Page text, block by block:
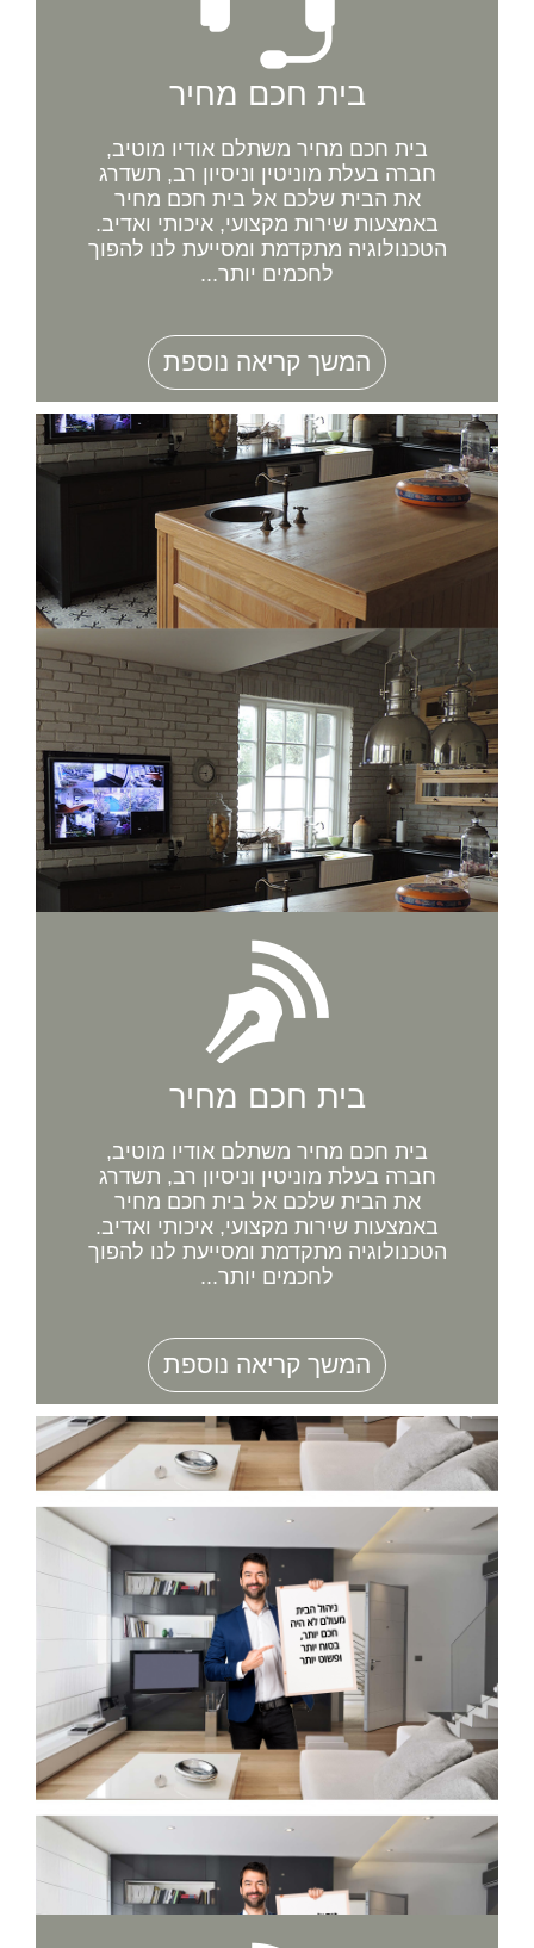
בית חכם מחיר
בית חכם מחיר משתלם אודיו מוטיב,
חברה בעלת מוניטין וניסיון רב, תשדרג
את הבית שלכם אל בית חכם מחיר
באמצעות שירות מקצועי, איכותי ואדיב.
הטכנולוגיה מתקדמת ומסייעת לנו להפוך
לחכמים יותר...
המשך קריאה נוספת
בית חכם מחיר
בית חכם מחיר משתלם אודיו מוטיב,
חברה בעלת מוניטין וניסיון רב, תשדרג
את הבית שלכם אל בית חכם מחיר
באמצעות שירות מקצועי, איכותי ואדיב.
הטכנולוגיה מתקדמת ומסייעת לנו להפוך
לחכמים יותר...
המשך קריאה נוספת